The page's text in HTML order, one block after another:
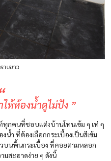
าบขาว
ห้ห้องน้ำดูไม่ปัง ”
กคนที่ชอบแต่งบ้านโทนเข้ม ๆ เท่ ๆ
น้ำ ที่ต้องเลือกกระเบื้องเป็นสีเข้ม
บนพื้นกระเบื้อง ที่คอยตามหลอก
มสะอาดง่าย ๆ ดังนี้